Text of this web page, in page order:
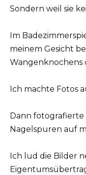
Sondern weil sie
Im
meinem Gesicht
Ich machte Fotos
Dann
Nagelspuren auf
Ich lud die Bilder